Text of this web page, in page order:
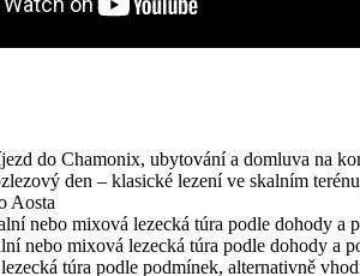
do Chamonix, ubytování a domluva na
den – klasické lezení ve skalním
Aosta
nebo mixová lezecká túra podle dohody a
nebo mixová lezecká túra podle dohody a
túra podle podmínek, alternativně